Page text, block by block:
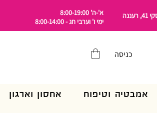
א'-ה' 8:00-19:00
ימי ו' וערבי חג - 8:00-14:00
כניסה
אמבטיה וטיפוח אחסון וארגון